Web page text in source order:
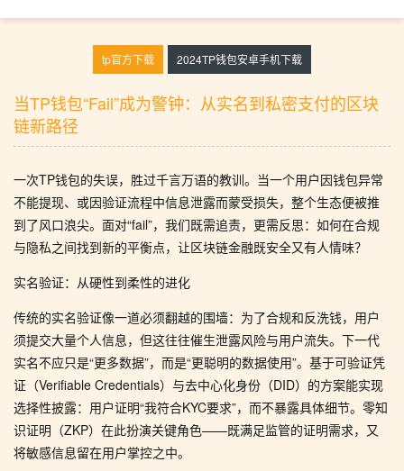
tp官方下载 2024TP钱包安卓手机下载
当TP钱包“Fail”成为警钟：从实名到私密支付的区块
链新路径
一次TP钱包的失误，胜过千言万语的教训。当一个用户因钱包异常
不能提现、或因验证流程中信息泄露而蒙受损失，整个生态便被推
到了风口浪尖。面对“fail”，我们既需追责，更需反思：如何在合规
与隐私之间找到新的平衡点，让区块链金融既安全又有人情味？
实名验证：从硬性到柔性的进化
传统的实名验证像一道必须翻越的围墙：为了合规和反洗钱，用户
须提交大量个人信息，但这往往催生泄露风险与用户流失。下一代
实名不应只是“更多数据”，而是“更聪明的数据使用”。基于可验证凭
证（Verifiable Credentials）与去中心化身份（DID）的方案能实现
选择性披露：用户证明“我符合KYC要求”，而不暴露具体细节。零知
识证明（ZKP）在此扮演关键角色——既满足监管的证明需求，又
将敏感信息留在用户掌控之中。